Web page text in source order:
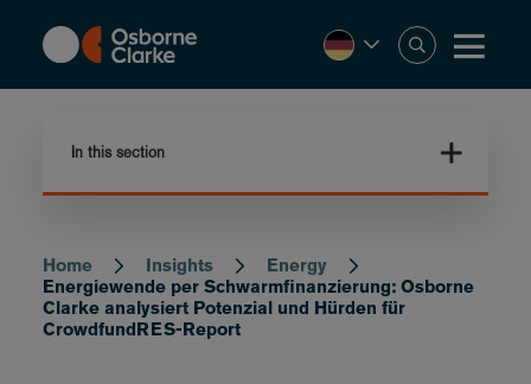
content
In this section
Breadcrumb
Home Insights
Energy
Energiewende per Schwarmfinanzierung: Osborne
Clarke analysiert Potenzial und Hürden für
CrowdfundRES-Report